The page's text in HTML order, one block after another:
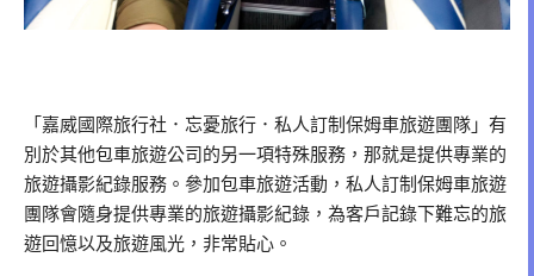
「嘉威國際旅行社．忘憂旅行．私人訂制保姆車旅遊團隊」有
別於其他包車旅遊公司的另一項特殊服務，那就是提供專業的
旅遊攝影紀錄服務。參加包車旅遊活動，私人訂制保姆車旅遊
團隊會隨身提供專業的旅遊攝影紀錄，為客戶記錄下難忘的旅
遊回憶以及旅遊風光，非常貼心。